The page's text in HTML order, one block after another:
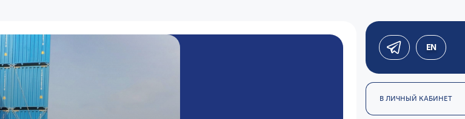
EN
В ЛИЧНЫЙ КАБИНЕТ